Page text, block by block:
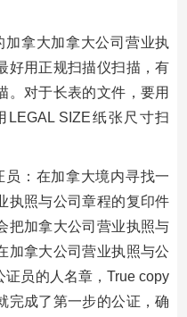
拿大加拿大公司营业执
好用正规扫描仪扫描，有
。对于长表的文件，要用
SIZE纸张尺寸扫
：在加拿大境内寻找一
执照与公司章程的复印件
把加拿大公司营业执照与
加拿大公司营业执照与公
员的人名章，True copy
完成了第一步的公证，确